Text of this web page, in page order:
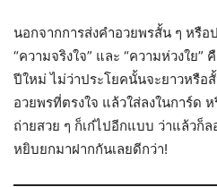
นอกจากการส่งคำอวยพรสั้น ๆ หรือ
“ความจริงใจ” และ “ความห่วงใย
ปีใหม่ ไม่ว่าประโยคนั้นจะยาวหรือ
อวยพรที่ตรงใจ แล้วใส่ลงในการ์ด
ถ่ายสวย ๆ ก็เก๋ไปอีกแบบ ว่าแล้วก็
หยิบยกมาฝากกันเลยดีกว่า!